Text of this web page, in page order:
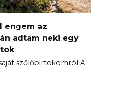
engem az
adtam neki egy
szőlőbirtokomról A